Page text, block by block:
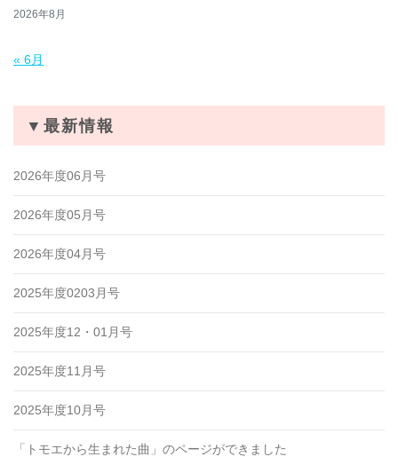
2026年8月
« 6月
▼最新情報
2026年度06月号
2026年度05月号
2026年度04月号
2025年度0203月号
2025年度12・01月号
2025年度11月号
2025年度10月号
「トモエから生まれた曲」のページができました